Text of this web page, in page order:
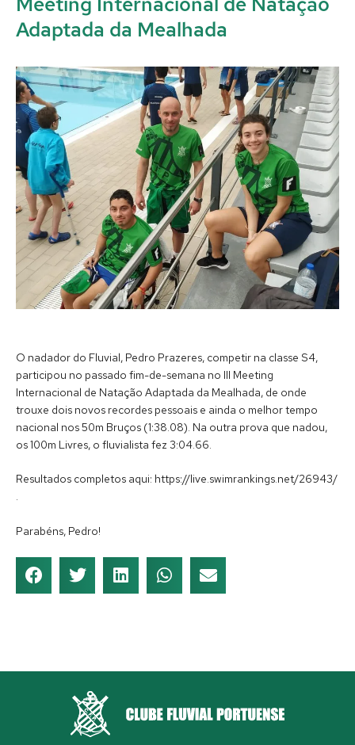
Adaptada da Mealhada
O nadador do Fluvial, Pedro Prazeres, competir na classe S4,
participou no passado fim-de-semana no III Meeting
Internacional de Natação Adaptada da Mealhada, de onde
trouxe dois novos recordes pessoais e ainda o melhor tempo
nacional nos 50m Bruços (1:38.08). Na outra prova que nadou,
os 100m Livres, o fluvialista fez 3:04.66.
Resultados completos aqui: https://live.swimrankings.net/26943/
.
Parabéns, Pedro!